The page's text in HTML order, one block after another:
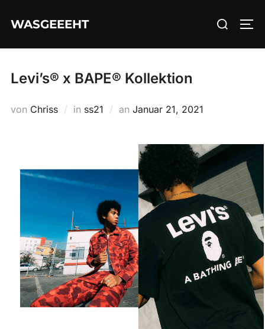
InhaltWASGEEEHT
Suchen
Levi’s® x BAPE® Kollektion
von Chriss in ss21 an Veröffentlicht
Januar 21, 2021